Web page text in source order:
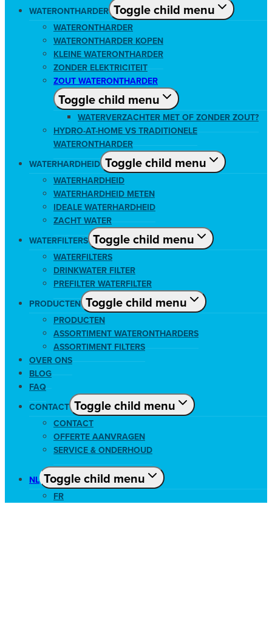
WATERONTHARDER Toggle child menu
WATERONTHARDER
WATERONTHARDER KOPEN
KLEINE WATERONTHARDER
ZONDER ELEKTRICITEIT
ZOUT WATERONTHARDER
Toggle child menu
WATERVERZACHTER MET OF ZONDER ZOUT?
HYDRO-AT-HOME VS TRADITIONELE
WATERONTHARDER
WATERHARDHEID Toggle child menu
WATERHARDHEID
WATERHARDHEID METEN
IDEALE WATERHARDHEID
ZACHT WATER
WATERFILTERS Toggle child menu
WATERFILTERS
DRINKWATER FILTER
PREFILTER WATERFILTER
PRODUCTEN Toggle child menu
PRODUCTEN
ASSORTIMENT WATERONTHARDERS
ASSORTIMENT FILTERS
OVER ONS
BLOG
FAQ
CONTACT Toggle child menu
CONTACT
OFFERTE AANVRAGEN
SERVICE & ONDERHOUD
NL Toggle child menu
FR